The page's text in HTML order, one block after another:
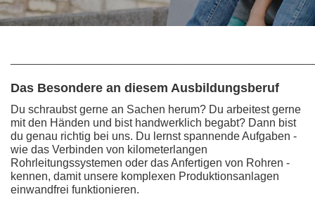
Das Besondere an diesem Ausbildungsberuf
Du schraubst gerne an Sachen herum? Du arbeitest gerne
mit den Händen und bist handwerklich begabt? Dann bist
du genau richtig bei uns. Du lernst spannende Aufgaben -
wie das Verbinden von kilometerlangen
Rohrleitungssystemen oder das Anfertigen von Rohren -
kennen, damit unsere komplexen Produktionsanlagen
einwandfrei funktionieren.